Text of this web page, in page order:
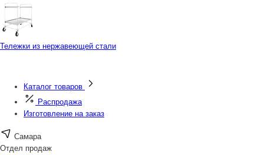
Тележки из нержавеющей стали
Каталог товаров
Распродажа
Изготовление на заказ
Самара
Отдел продаж